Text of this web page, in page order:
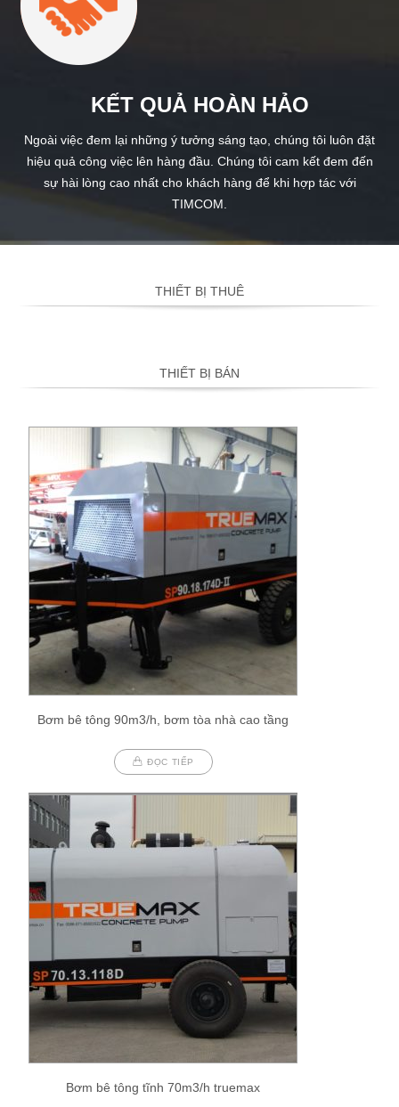
KẾT QUẢ HOÀN HẢO
Ngoài việc đem lại những ý tưởng sáng tạo, chúng tôi luôn đặt
hiệu quả công việc lên hàng đầu. Chúng tôi cam kết đem đến
sự hài lòng cao nhất cho khách hàng để khi hợp tác với
TIMCOM.
THIẾT BỊ THUÊ
THIẾT BỊ BÁN
Bơm bê tông 90m3/h, bơm tòa nhà cao tầng
ĐỌC TIẾP
Bơm bê tông tĩnh 70m3/h truemax